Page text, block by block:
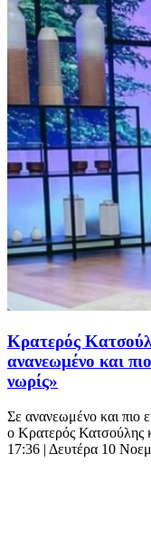
Κρατερός
ανανεωμένο και
νωρίς»
Σε ανανεωμένο και πιο
ο Κρατερός Κατσούλης
17:36 | Δευτέρα 10